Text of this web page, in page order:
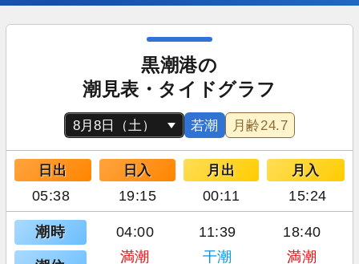
黒潮港の
潮見表・タイドグラフ
若潮 月齢24.7
日出 日入 月出 月入
05:38 19:15 00:11 15:24
潮時 04:00 11:39 18:40
満潮 干潮
満潮